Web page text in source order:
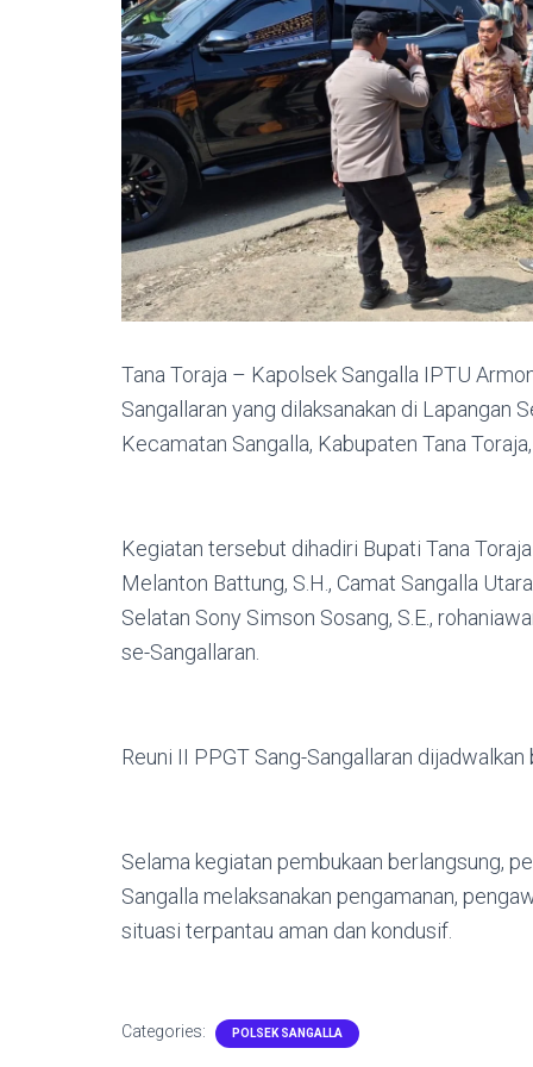
Tana Toraja – Kapolsek Sangalla IPTU
Sangallaran yang dilaksanakan di Lapangan
Kecamatan Sangalla, Kabupaten Tana
Kegiatan tersebut dihadiri Bupati Tana
Melanton Battung, S.H., Camat Sangalla
Selatan Sony Simson Sosang, S.E.,
se-Sangallaran.
Reuni II PPGT Sang-Sangallaran
Selama kegiatan pembukaan berlangsung,
Sangalla melaksanakan pengamanan,
situasi terpantau aman dan kondusif.
Categories: POLSEK SANGALLA